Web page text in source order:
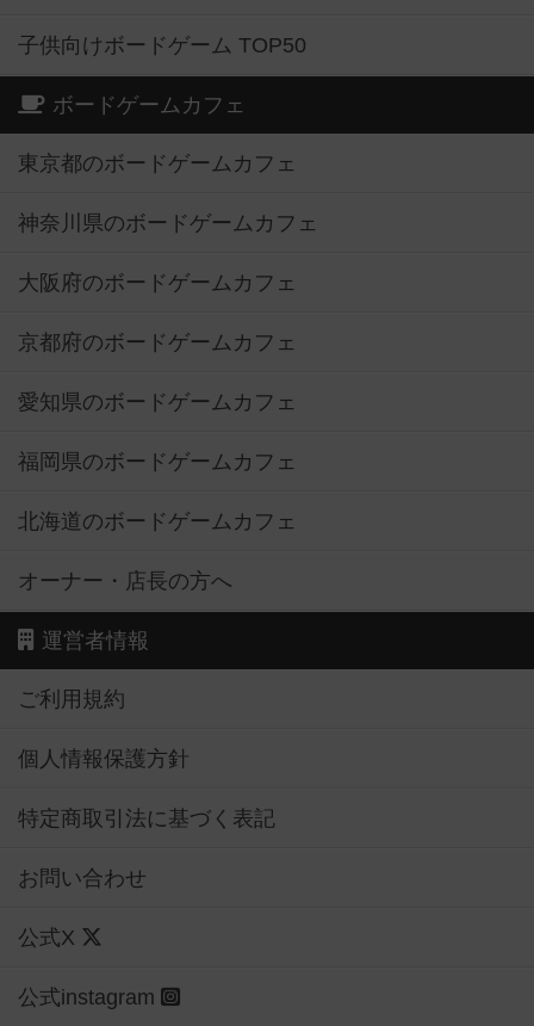
子供向けボードゲーム TOP50
ボードゲームカフェ
東京都のボードゲームカフェ
神奈川県のボードゲームカフェ
大阪府のボードゲームカフェ
京都府のボードゲームカフェ
愛知県のボードゲームカフェ
福岡県のボードゲームカフェ
北海道のボードゲームカフェ
オーナー・店長の方へ
運営者情報
ご利用規約
個人情報保護方針
特定商取引法に基づく表記
お問い合わせ
公式X
公式instagram